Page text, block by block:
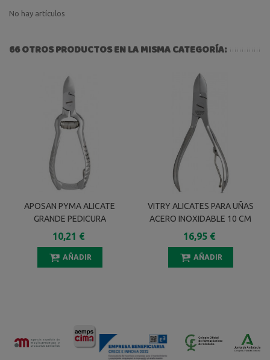
No hay artículos
66 OTROS PRODUCTOS EN LA MISMA CATEGORÍA:
APOSAN PYMA ALICATE
GRANDE PEDICURA
10,21 €
AÑADIR
VITRY ALICATES PARA UÑAS
ACERO INOXIDABLE 10 CM
REF1048Z
16,95 €
AÑADIR